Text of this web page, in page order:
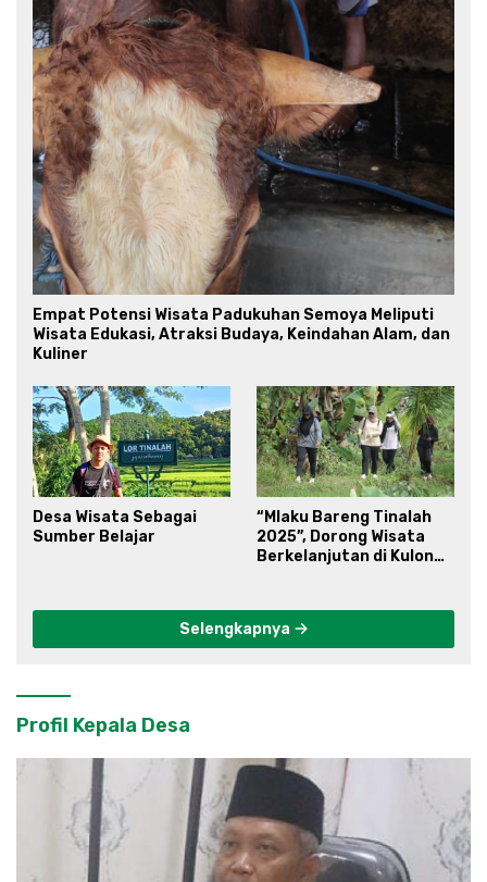
Empat Potensi Wisata Padukuhan Semoya Meliputi
Wisata Edukasi, Atraksi Budaya, Keindahan Alam, dan
Kuliner
Desa Wisata Sebagai
Sumber Belajar
“Mlaku Bareng Tinalah
2025”, Dorong Wisata
Berkelanjutan di Kulon
Selengkapnya
Profil Kepala Desa